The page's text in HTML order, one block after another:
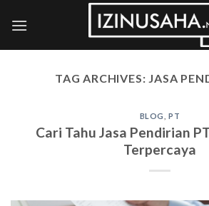
TAG ARCHIVES: JASA
BLOG ,PT
Cari Tahu Jasa Pendirian
Terpercaya